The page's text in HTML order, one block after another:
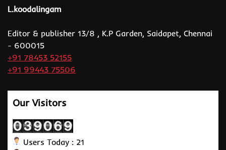
L.koodalingam
Editor & publisher 13/8 , K.P Garden, Saidapet, Chennai
- 600015
+91 78453 52155
+91 99443 75506
Our Visitors
Users Today : 21